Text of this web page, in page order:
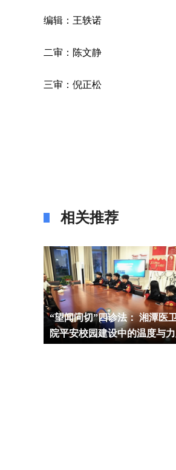
编辑：王轶诺
二审：陈文静
三审：倪正松
相关推荐
“望闻问切”四诊法： 湘潭医
院平安校园建设中的温度与